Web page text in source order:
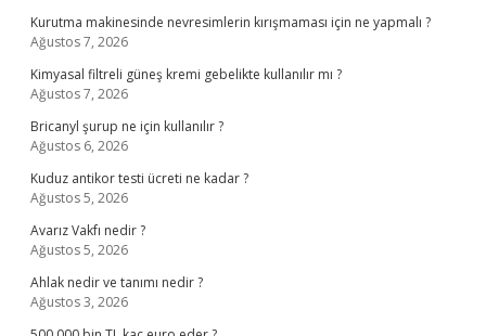
Kurutma makinesinde nevresimlerin kırışmaması için ne yapmalı ?
Ağustos 7, 2026
Kimyasal filtreli güneş kremi gebelikte kullanılır mı ?
Ağustos 7, 2026
Bricanyl şurup ne için kullanılır ?
Ağustos 6, 2026
Kuduz antikor testi ücreti ne kadar ?
Ağustos 5, 2026
Avarız Vakfı nedir ?
Ağustos 5, 2026
Ahlak nedir ve tanımı nedir ?
Ağustos 3, 2026